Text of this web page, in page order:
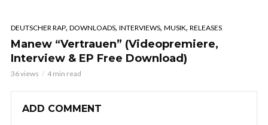
DEUTSCHER RAP, DOWNLOADS, INTERVIEWS, MUSIK, RELEASES
Manew “Vertrauen” (Videopremiere,
Interview & EP Free Download)
36 views 4 min read
ADD COMMENT